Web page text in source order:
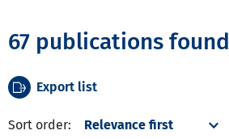
67 publications found
Export list
Sort order: